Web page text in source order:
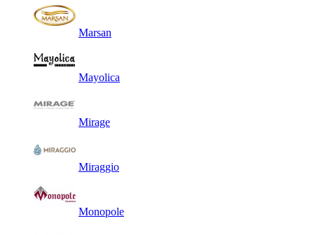
Marsan
Mayolica
Mirage
Miraggio
Monopole